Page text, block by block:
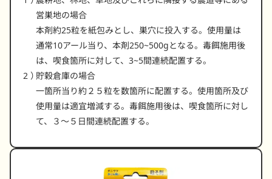
営巣地の場合
本剤約25粒を紙包みとし、巣穴に投入する。使用量は
通常10アール当り、本剤250~500gとなる。毒餌施用後
は、喫食箇所に対して、3~5間連続配置する。
貯穀倉庫の場合
一箇所当り約２５粒を数箇所に配置する。使用箇所及び
使用量は適宜増減する。毒餌施用後は、喫食箇所に対し
て、３〜５日間連続配置する。